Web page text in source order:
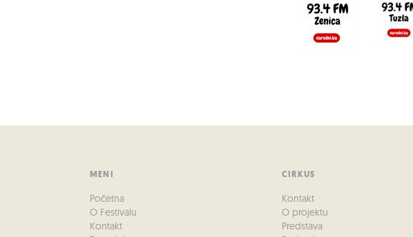
MENI
Početna
O Festivalu
Kontakt
CIRKUS
Kontakt
O projektu
Predstava